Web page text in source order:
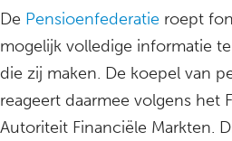
De Pensioenfederatie roept
mogelijk volledige informatie
die zij maken. De koepel van
reageert daarmee volgens het
Autoriteit Financiële Markten.